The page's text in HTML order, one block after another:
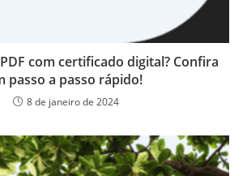
com certificado digital? Confira
passo a passo rápido!
8 de janeiro de 2024